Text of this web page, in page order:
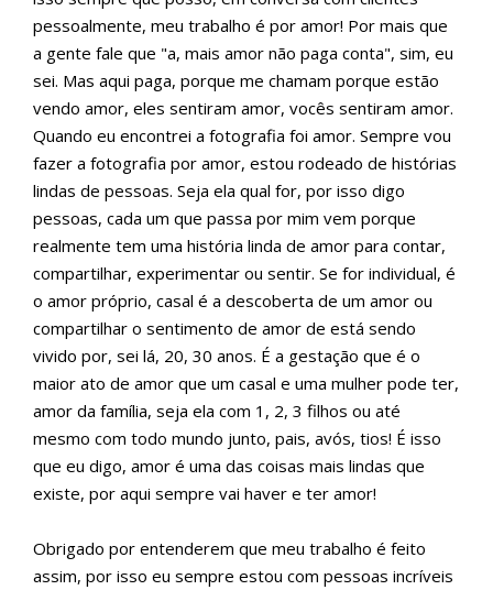
pessoalmente, meu trabalho é por amor! Por mais que
a gente fale que "a, mais amor não paga conta", sim, eu
sei. Mas aqui paga, porque me chamam porque estão
vendo amor, eles sentiram amor, vocês sentiram amor.
Quando eu encontrei a fotografia foi amor. Sempre vou
fazer a fotografia por amor, estou rodeado de histórias
lindas de pessoas. Seja ela qual for, por isso digo
pessoas, cada um que passa por mim vem porque
realmente tem uma história linda de amor para contar,
compartilhar, experimentar ou sentir. Se for individual, é
o amor próprio, casal é a descoberta de um amor ou
compartilhar o sentimento de amor de está sendo
vivido por, sei lá, 20, 30 anos. É a gestação que é o
maior ato de amor que um casal e uma mulher pode ter,
amor da família, seja ela com 1, 2, 3 filhos ou até
mesmo com todo mundo junto, pais, avós, tios! É isso
que eu digo, amor é uma das coisas mais lindas que
existe, por aqui sempre vai haver e ter amor!
Obrigado por entenderem que meu trabalho é feito
assim, por isso eu sempre estou com pessoas incríveis